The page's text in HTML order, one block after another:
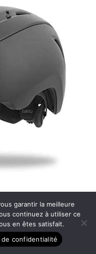
MIPS noir mat
garantir la meilleure
continuez à utiliser ce
en êtes satisfait.
de confidentialité